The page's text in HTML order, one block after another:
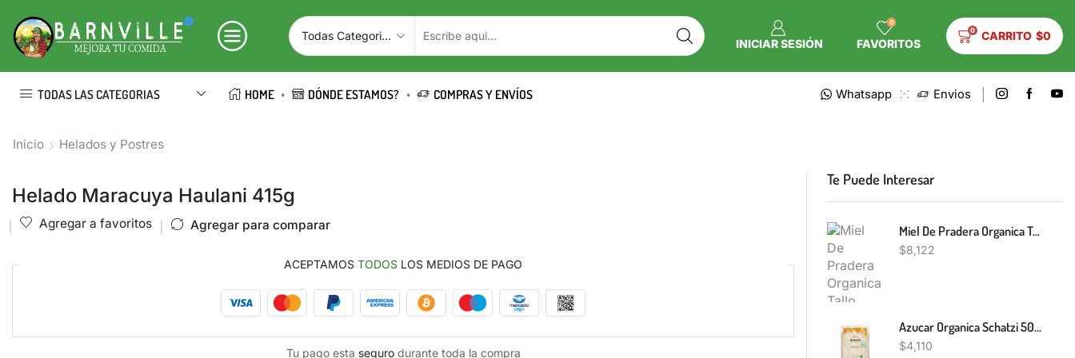
INICIAR SESIÓN
0
FAVORITOS
0 CARRITO $0
TODAS LAS CATEGORIAS HOME DÓNDE ESTAMOS? COMPRAS Y ENVÍOS Whatsapp Envios
Inicio Helados y Postres
Helado Maracuya Haulani 415g
Agregar a favoritos Agregar para comparar
ACEPTAMOS TODOS LOS MEDIOS DE PAGO
Tu pago esta segurodurante toda la compra
Te Puede Interesar
Miel De Pradera Organica Tallo Verde 500g
$8,122
Azucar Organica Schatzi 500g
$4,110